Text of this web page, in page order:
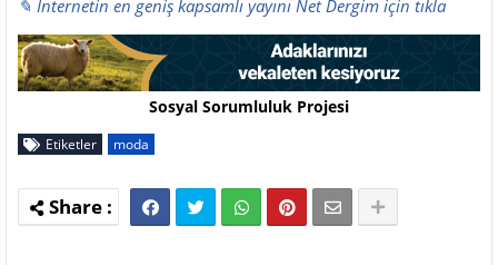
✎ İnternetin en geniş kapsamlı yayını Net Dergim için tıkla
Sosyal Sorumluluk Projesi
Etiketler moda